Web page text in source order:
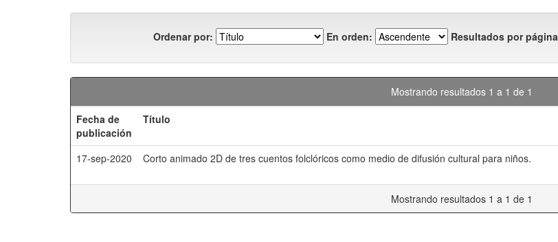
Ordenar por: En orden: Resultados por página
Mostrando resultados 1 a 1 de 1
Fecha de
publicación
Título
17-sep-2020 Corto animado 2D de tres cuentos folclóricos como medio de difusión cultural para niños.
Mostrando resultados 1 a 1 de 1